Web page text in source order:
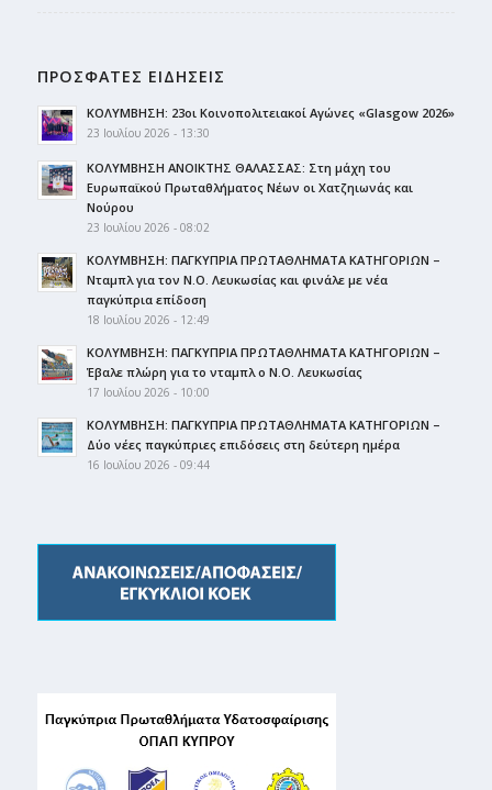
ΠΡΟΣΦΑΤΕΣ ΕΙΔΗΣΕΙΣ
ΚΟΛΥΜΒΗΣΗ: 23οι Κοινοπολιτειακοί Αγώνες «Glasgow 2026»
23 Ιουλίου 2026 - 13:30
ΚΟΛΥΜΒΗΣΗ ΑΝΟΙΚΤΗΣ ΘΑΛΑΣΣΑΣ: Στη μάχη του
Ευρωπαϊκού Πρωταθλήματος Νέων οι Χατζηιωνάς και
Νούρου
23 Ιουλίου 2026 - 08:02
ΚΟΛΥΜΒΗΣΗ: ΠΑΓΚΥΠΡΙΑ ΠΡΩΤΑΘΛΗΜΑΤΑ ΚΑΤΗΓΟΡΙΩΝ –
Νταμπλ για τον Ν.Ο. Λευκωσίας και φινάλε με νέα
παγκύπρια επίδοση
18 Ιουλίου 2026 - 12:49
ΚΟΛΥΜΒΗΣΗ: ΠΑΓΚΥΠΡΙΑ ΠΡΩΤΑΘΛΗΜΑΤΑ ΚΑΤΗΓΟΡΙΩΝ –
Έβαλε πλώρη για το νταμπλ ο Ν.Ο. Λευκωσίας
17 Ιουλίου 2026 - 10:00
ΚΟΛΥΜΒΗΣΗ: ΠΑΓΚΥΠΡΙΑ ΠΡΩΤΑΘΛΗΜΑΤΑ ΚΑΤΗΓΟΡΙΩΝ –
Δύο νέες παγκύπριες επιδόσεις στη δεύτερη ημέρα
16 Ιουλίου 2026 - 09:44